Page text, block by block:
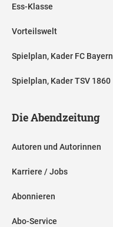
Ess-Klasse
Vorteilswelt
Spielplan, Kader FC Bayern
Spielplan, Kader TSV 1860
Die Abendzeitung
Autoren und Autorinnen
Karriere / Jobs
Abonnieren
Abo-Service